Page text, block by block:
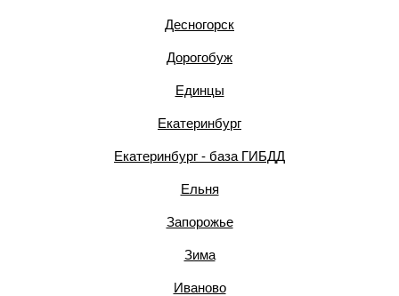
Десногорск
Дорогобуж
Единцы
Екатеринбург
Екатеринбург - база ГИБДД
Ельня
Запорожье
Зима
Иваново